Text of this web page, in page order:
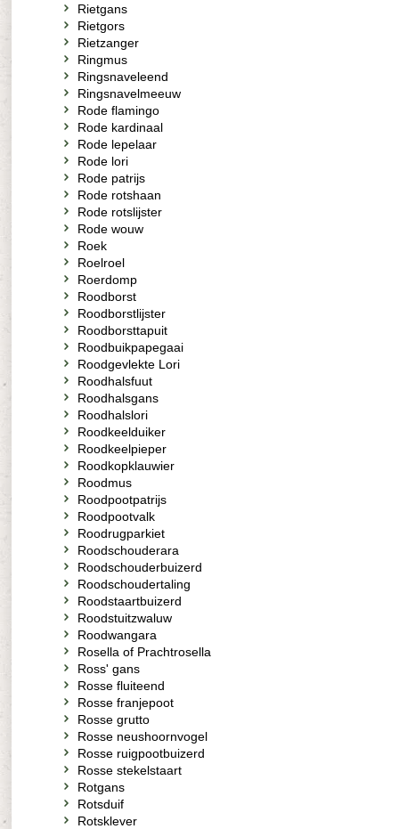
Rietgans
Rietgors
Rietzanger
Ringmus
Ringsnaveleend
Ringsnavelmeeuw
Rode flamingo
Rode kardinaal
Rode lepelaar
Rode lori
Rode patrijs
Rode rotshaan
Rode rotslijster
Rode wouw
Roek
Roelroel
Roerdomp
Roodborst
Roodborstlijster
Roodborsttapuit
Roodbuikpapegaai
Roodgevlekte Lori
Roodhalsfuut
Roodhalsgans
Roodhalslori
Roodkeelduiker
Roodkeelpieper
Roodkopklauwier
Roodmus
Roodpootpatrijs
Roodpootvalk
Roodrugparkiet
Roodschouderara
Roodschouderbuizerd
Roodschoudertaling
Roodstaartbuizerd
Roodstuitzwaluw
Roodwangara
Rosella of Prachtrosella
Ross' gans
Rosse fluiteend
Rosse franjepoot
Rosse grutto
Rosse neushoornvogel
Rosse ruigpootbuizerd
Rosse stekelstaart
Rotgans
Rotsduif
Rotsklever